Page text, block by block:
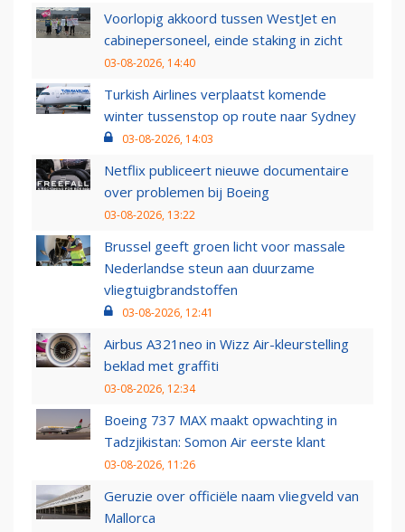
Voorlopig akkoord tussen WestJet en
cabinepersoneel, einde staking in zicht
03-08-2026, 14:40
Turkish Airlines verplaatst komende
winter tussenstop op route naar Sydney
03-08-2026, 14:03
Netflix publiceert nieuwe documentaire
over problemen bij Boeing
03-08-2026, 13:22
Brussel geeft groen licht voor massale
Nederlandse steun aan duurzame
vliegtuigbrandstoffen
03-08-2026, 12:41
Airbus A321neo in Wizz Air-kleurstelling
beklad met graffiti
03-08-2026, 12:34
Boeing 737 MAX maakt opwachting in
Tadzjikistan: Somon Air eerste klant
03-08-2026, 11:26
Geruzie over officiële naam vliegveld van
Mallorca